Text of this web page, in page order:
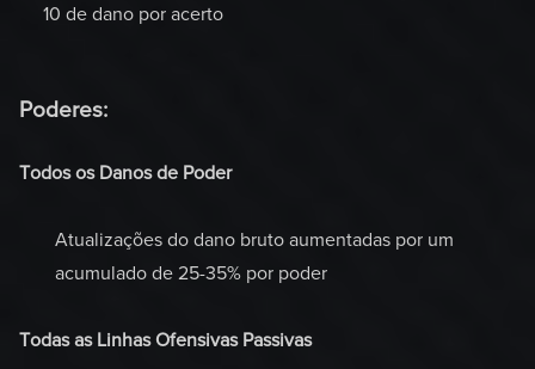
10 de dano por acerto
Poderes:
Todos os Danos de Poder
Atualizações do dano bruto aumentadas por um
acumulado de 25-35% por poder
Todas as Linhas Ofensivas Passivas